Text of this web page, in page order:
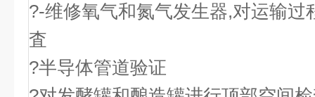
?-维修氧气和氮气发生器,对运输过
査
?半导体管道验证